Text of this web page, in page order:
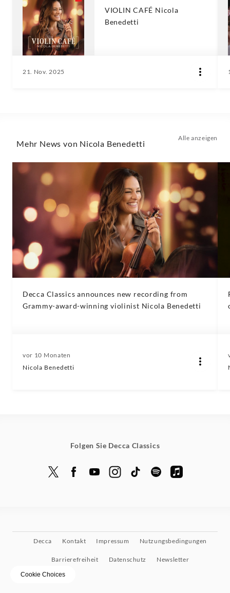
VIOLIN CAFÉ Nicola
Benedetti
21. Nov. 2025
Mehr News von Nicola Benedetti
Alle anzeigen
Decca Classics announces new recording from
Grammy-award-winning violinist Nicola Benedetti
vor 10 Monaten
Nicola Benedetti
Folgen Sie Decca Classics
Decca Kontakt Impressum Nutzungsbedingungen
Barrierefreiheit Datenschutz Newsletter
Cookie Choices